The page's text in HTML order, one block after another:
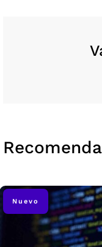
Nuevo